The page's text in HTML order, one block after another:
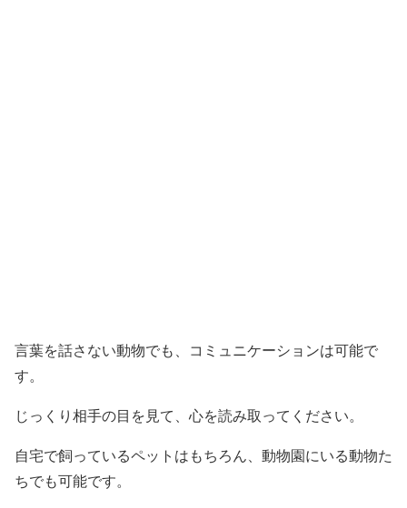
言葉を話さない動物でも、コミュニケーションは可能で
す。
じっくり相手の目を見て、心を読み取ってください。
自宅で飼っているペットはもちろん、動物園にいる動物た
ちでも可能です。